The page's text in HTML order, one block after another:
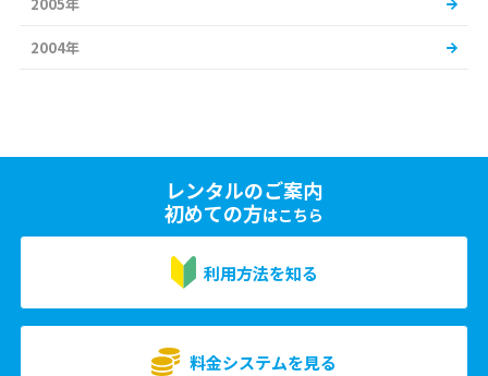
2004年
レンタルのご案内
初めての方はこちら
利用方法を知る
料金システムを見る